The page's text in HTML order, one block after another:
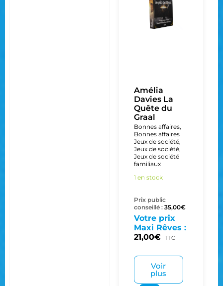
Amélia
Davies La
Quête du
Graal
Bonnes affaires,
Bonnes affaires
Jeux de société,
Jeux de société,
Jeux de société
familiaux
1 en stock
Prix public
conseillé : 35,00€
Votre prix
Maxi Rêves :
21,00€ TTC
Voir
plus